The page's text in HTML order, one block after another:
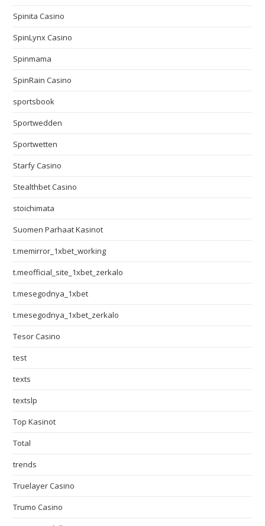
Spinita Casino
SpinLynx Casino
Spinmama
SpinRain Casino
sportsbook
Sportwedden
Sportwetten
Starfy Casino
Stealthbet Casino
stoichimata
Suomen Parhaat Kasinot
t.memirror_1xbet_working
t.meofficial_site_1xbet_zerkalo
t.mesegodnya_1xbet
t.mesegodnya_1xbet_zerkalo
Tesor Casino
test
texts
textslp
Top Kasinot
Total
trends
Truelayer Casino
Trumo Casino